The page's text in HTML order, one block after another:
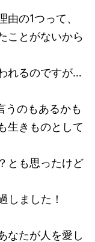
の1つって、
ことがないから
れるのですが…
うのもあるかも
生きものとして
とも思ったけど
しました！
なたが人を愛し